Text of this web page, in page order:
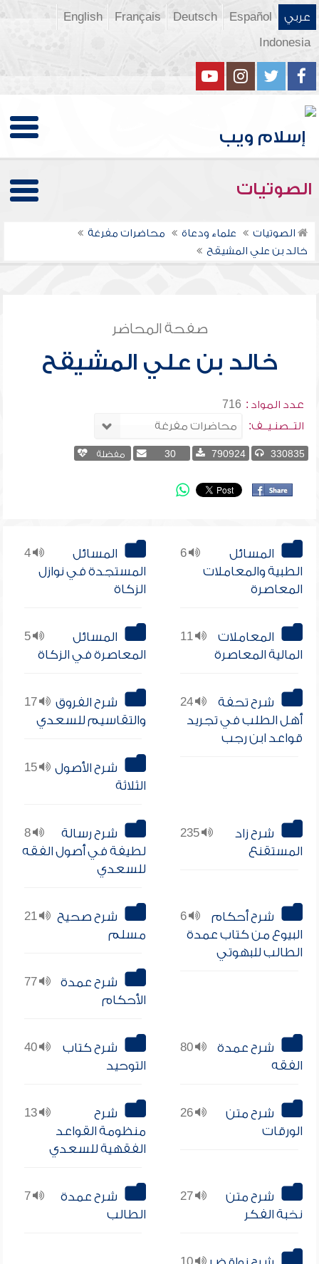
عربي Español
Deutsch
Français
English
Indonesia
الصوتيات
الصوتيات علماء ودعاة
محاضرات مفرغة
خالد بن علي المشيقح
صفحة المحاضر
خالد بن علي المشيقح
عدد المواد : 716
التــصنـيــف:
330835
790924
30 مفضلة
6
المسائل
الطبية والمعاملات
المعاصرة
4
المسائل
المستجدة في نوازل
الزكاة
11
المعاملات
المالية المعاصرة
5
المسائل
المعاصرة في الزكاة
24
شرح تحفة
أهل الطلب في تجريد
قواعد ابن رجب
17
شرح الفروق
والتقاسيم للسعدي
15
شرح الأصول
الثلاثة
235
شرح زاد
المستقنع
8
شرح رسالة
لطيفة في أصول الفقه
للسعدي
6
شرح أحكام
البيوع من كتاب عمدة
الطالب للبهوتي
21
شرح صحيح
مسلم
77
شرح عمدة
الأحكام
80
شرح عمدة
الفقه
40
شرح كتاب
التوحيد
26
شرح متن
الورقات
13
شرح
منظومة القواعد
الفقهية للسعدي
27
شرح متن
نخبة الفكر
7
شرح عمدة
الطالب